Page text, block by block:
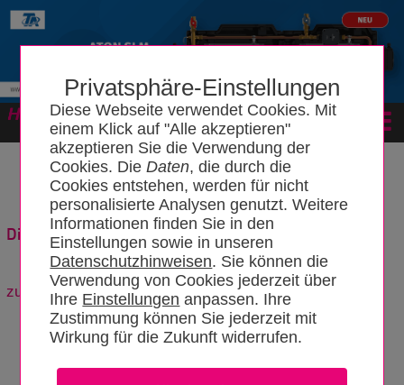
Privatsphäre-Einstellungen
Diese Webseite verwendet Cookies. Mit
einem Klick auf "Alle akzeptieren"
akzeptieren Sie die Verwendung der
Cookies. DieDaten, die durch die
Cookies entstehen, werden für nicht
personalisierte Analysen genutzt. Weitere
Informationen finden Sie in den
Einstellungen sowie in unseren
Datenschutzhinweisen. Sie können die
Verwendung von Cookies jederzeit über
Ihre Einstellungen anpassen. Ihre
Zustimmung können Sie jederzeit mit
Wirkung für die Zukunft widerrufen.
Die Zukunft mit SYR beschreiten
zurück zum Artikel
-1 |2|3|4|5|6-